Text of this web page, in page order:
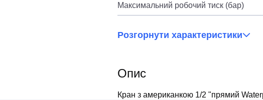
Максимальний робочий тиск (бар)
Розгорнути характеристики
Опис
Кран з американкою 1/2 "прямий